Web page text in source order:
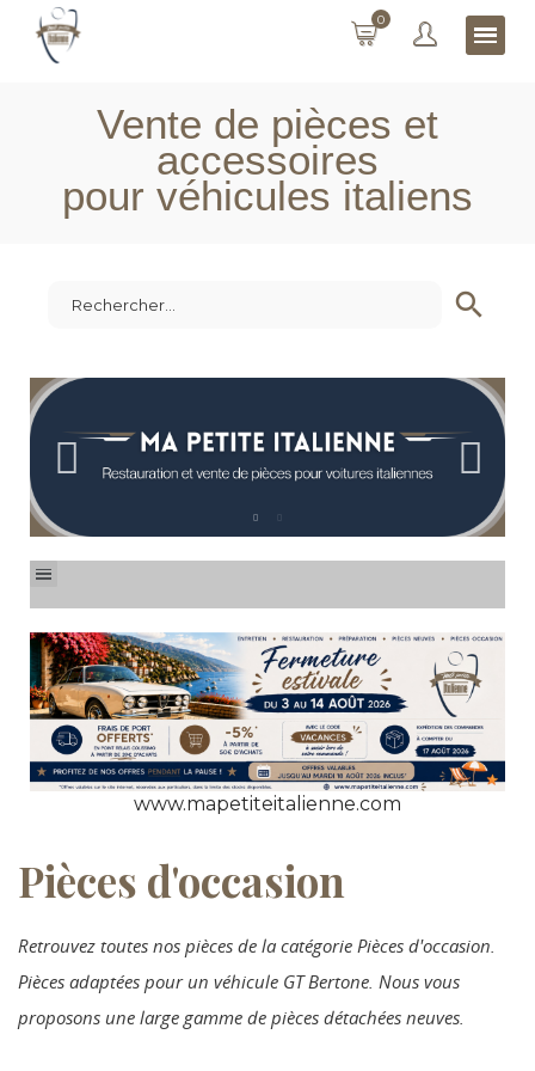
0
Vente de pièces et
accessoires
pour véhicules italiens
www.mapetiteitalienne.com
Pièces d'occasion
Retrouvez toutes nos pièces de la catégorie Pièces d'occasion.
Pièces adaptées pour un véhicule GT Bertone. Nous vous
proposons une large gamme de pièces détachées neuves.